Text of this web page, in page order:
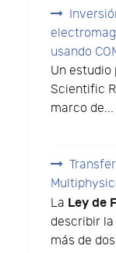
usando
Un estudio
Scientific
marco de...
La Ley de
describir
más de